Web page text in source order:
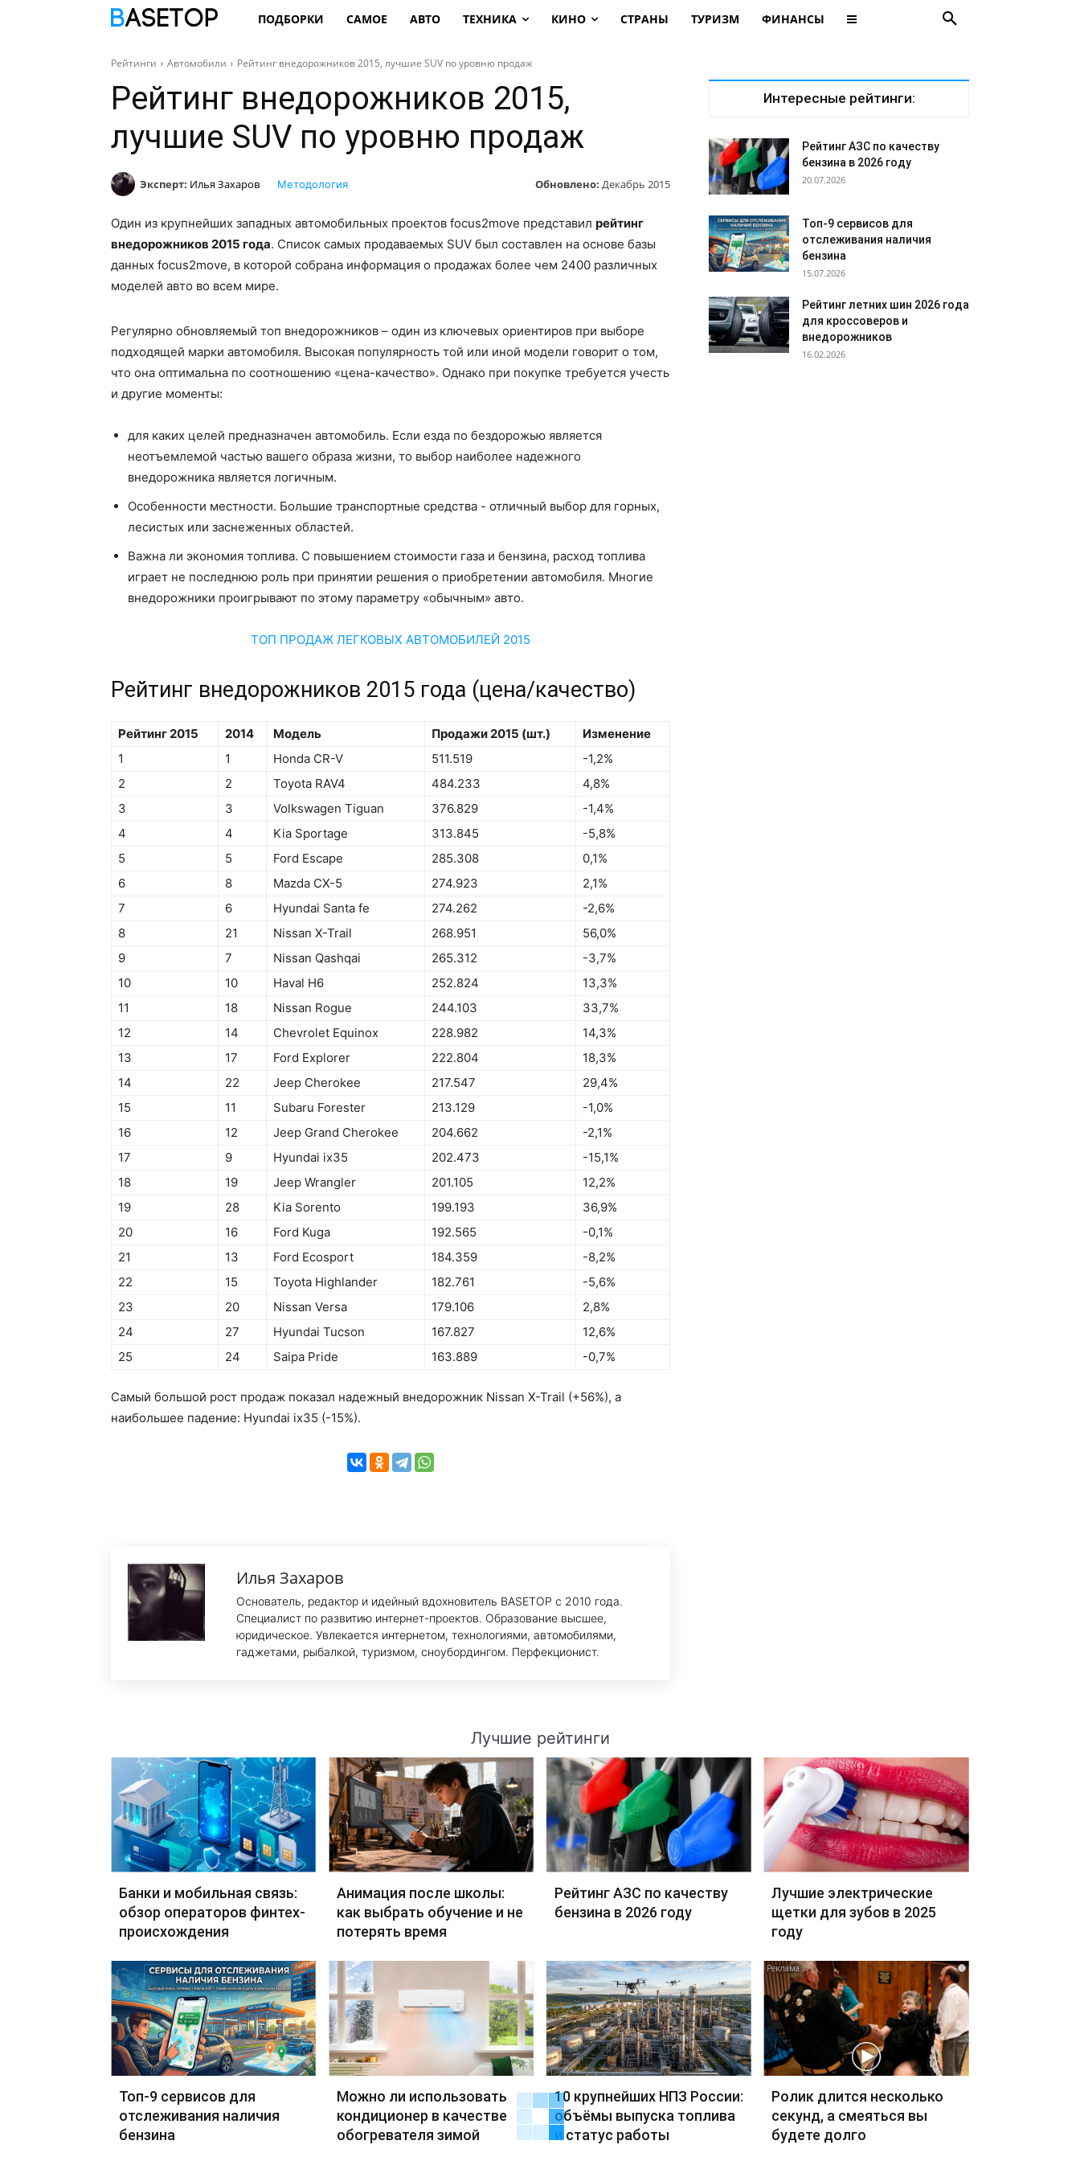
ПОДБОРКИ САМОЕ АВТО ТЕХНИКА КИНО СТРАНЫ ТУРИЗМ ФИНАНСЫ
Рейтинги Автомобили Рейтинг внедорожников 2015, лучшие SUV по уровню продаж
Рейтинг внедорожников 2015,
лучшие SUV по уровню продаж
Эксперт: Илья Захаров Обновлено: Декабрь 2015
Методология
Один из крупнейших западных автомобильных проектов focus2move представил рейтинг
внедорожников 2015 года. Список самых продаваемых SUV был составлен на основе базы
данных focus2move, в которой собрана информация о продажах более чем 2400 различных
моделей авто во всем мире.
Регулярно обновляемый топ внедорожников – один из ключевых ориентиров при выборе
подходящей марки автомобиля. Высокая популярность той или иной модели говорит о том,
что она оптимальна по соотношению «цена-качество». Однако при покупке требуется учесть
и другие моменты:
для каких целей предназначен автомобиль. Если езда по бездорожью является
неотъемлемой частью вашего образа жизни, то выбор наиболее надежного
внедорожника является логичным.
Особенности местности. Большие транспортные средства - отличный выбор для горных,
лесистых или заснеженных областей.
Важна ли экономия топлива. С повышением стоимости газа и бензина, расход топлива
играет не последнюю роль при принятии решения о приобретении автомобиля. Многие
внедорожники проигрывают по этому параметру «обычным» авто.
ТОП ПРОДАЖ ЛЕГКОВЫХ АВТОМОБИЛЕЙ 2015
Рейтинг внедорожников 2015 года (цена/качество)
Рейтинг 2015 2014 Модель Продажи 2015 (шт.)
Изменение
1
1 Honda CR-V 511.519
-1,2%
2
2 Toyota RAV4 484.233
4,8%
3
3 Volkswagen Tiguan 376.829
-1,4%
4
4 Kia Sportage 313.845
-5,8%
5
5 Ford Escape 285.308
0,1%
6
8 Mazda CX-5 274.923
2,1%
7
6 Hyundai Santa fe 274.262
-2,6%
8
21 Nissan X-Trail 268.951
56,0%
9
7 Nissan Qashqai 265.312
-3,7%
10
10 Haval H6 252.824
13,3%
11
18 Nissan Rogue 244.103
33,7%
12
14 Chevrolet Equinox 228.982
14,3%
13
17 Ford Explorer 222.804
18,3%
14
22 Jeep Cherokee 217.547
29,4%
15
11 Subaru Forester 213.129
-1,0%
16
12 Jeep Grand Cherokee 204.662
-2,1%
17
9 Hyundai ix35 202.473
-15,1%
18
19 Jeep Wrangler 201.105
12,2%
19
28 Kia Sorento 199.193
36,9%
20
16 Ford Kuga 192.565
-0,1%
21
13 Ford Ecosport 184.359
-8,2%
22
15 Toyota Highlander 182.761
-5,6%
23
20 Nissan Versa 179.106
2,8%
24
27 Hyundai Tucson 167.827
12,6%
25
24 Saipa Pride 163.889 -0,7%
Самый большой рост продаж показал надежный внедорожник Nissan X-Trail (+56%), а
наибольшее падение: Hyundai ix35 (-15%).
Илья Захаров
Основатель, редактор и идейный вдохновитель BASETOP с 2010 года.
Специалист по развитию интернет-проектов. Образование высшее,
юридическое. Увлекается интернетом, технологиями, автомобилями,
гаджетами, рыбалкой, туризмом, сноубордингом. Перфекционист.
Интересные рейтинги:
Рейтинг АЗС по качеству
бензина в 2026 году
20.07.2026
Топ-9 сервисов для
отслеживания наличия
бензина
15.07.2026
Рейтинг летних шин 2026 года
для кроссоверов и
внедорожников
16.02.2026
Лучшие рейтинги
Банки и мобильная связь:
обзор операторов финтех-
происхождения
Анимация после школы:
как выбрать обучение и не
потерять время
Рейтинг АЗС по качеству
бензина в 2026 году
Лучшие электрические
щетки для зубов в 2025
году
Топ-9 сервисов для
отслеживания наличия
бензина
Можно ли использовать
кондиционер в качестве
обогревателя зимой
10 крупнейших НПЗ России:
объёмы выпуска топлива
и статус работы
i
Ролик длится несколько
секунд, а смеяться вы
будете долго